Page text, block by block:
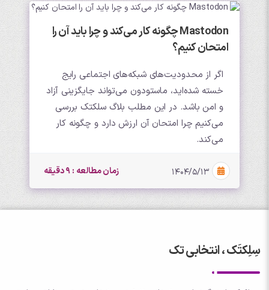
Mastodon چگونه کار می‌کند و چرا باید آن را
امتحان کنیم؟
اگر از محدودیت‌های شبکه‌های اجتماعی رایج
خسته شده‌اید، ماستودون می‌تواند جایگزینی آزاد
و امن باشد. در این مطلب بلاگ سلکتک بررسی
می‌کنیم چرا امتحان آن ارزش دارد و چگونه کار
می‌کند.
۱۴۰۴/۵/۱۳ زمان مطالعه : 9 دقیقه
سِلِکتَک ، انتخابی تک